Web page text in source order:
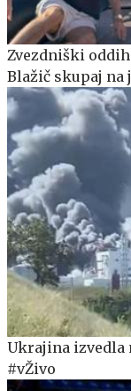
Zvezdniški
Blažič skupaj na
Ukrajina izvedla
#vŽivo